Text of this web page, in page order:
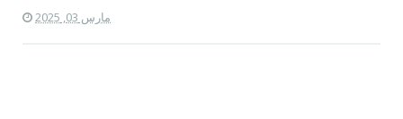
مارس 03, 2025